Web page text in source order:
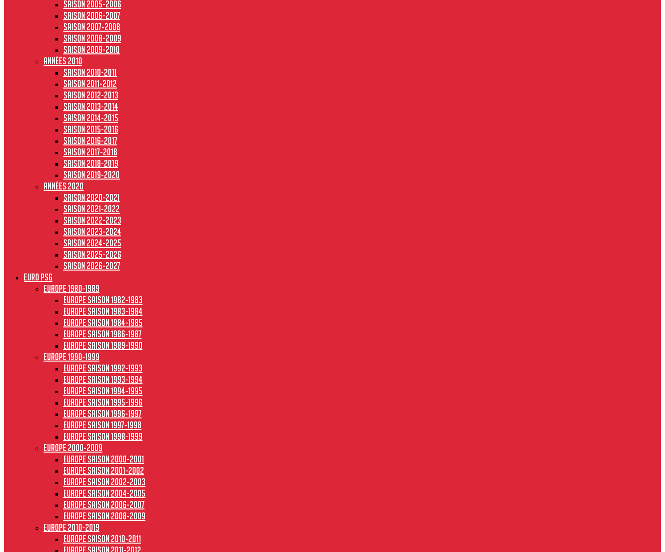
Saison 2005-2006
Saison 2006-2007
Saison 2007-2008
Saison 2008-2009
Saison 2009-2010
Années 2010
Saison 2010-2011
Saison 2011-2012
Saison 2012-2013
Saison 2013-2014
Saison 2014-2015
Saison 2015-2016
Saison 2016-2017
Saison 2017-2018
Saison 2018-2019
Saison 2019-2020
Années 2020
Saison 2020-2021
Saison 2021-2022
Saison 2022-2023
Saison 2023-2024
Saison 2024-2025
Saison 2025-2026
Saison 2026-2027
Euro PSG
Europe 1980-1989
Europe saison 1982-1983
Europe Saison 1983-1984
Europe saison 1984-1985
Europe saison 1986-1987
Europe saison 1989-1990
Europe 1990-1999
Europe saison 1992-1993
Europe saison 1993-1994
Europe saison 1994-1995
Europe saison 1995-1996
Europe saison 1996-1997
Europe Saison 1997-1998
Europe saison 1998-1999
Europe 2000-2009
Europe saison 2000-2001
Europe saison 2001-2002
Europe saison 2002-2003
Europe saison 2004-2005
Europe saison 2006-2007
Europe saison 2008-2009
Europe 2010-2019
Europe saison 2010-2011